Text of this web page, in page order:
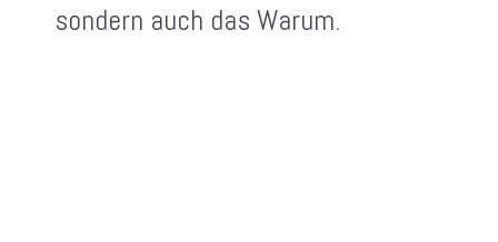
sondern auch das Warum.